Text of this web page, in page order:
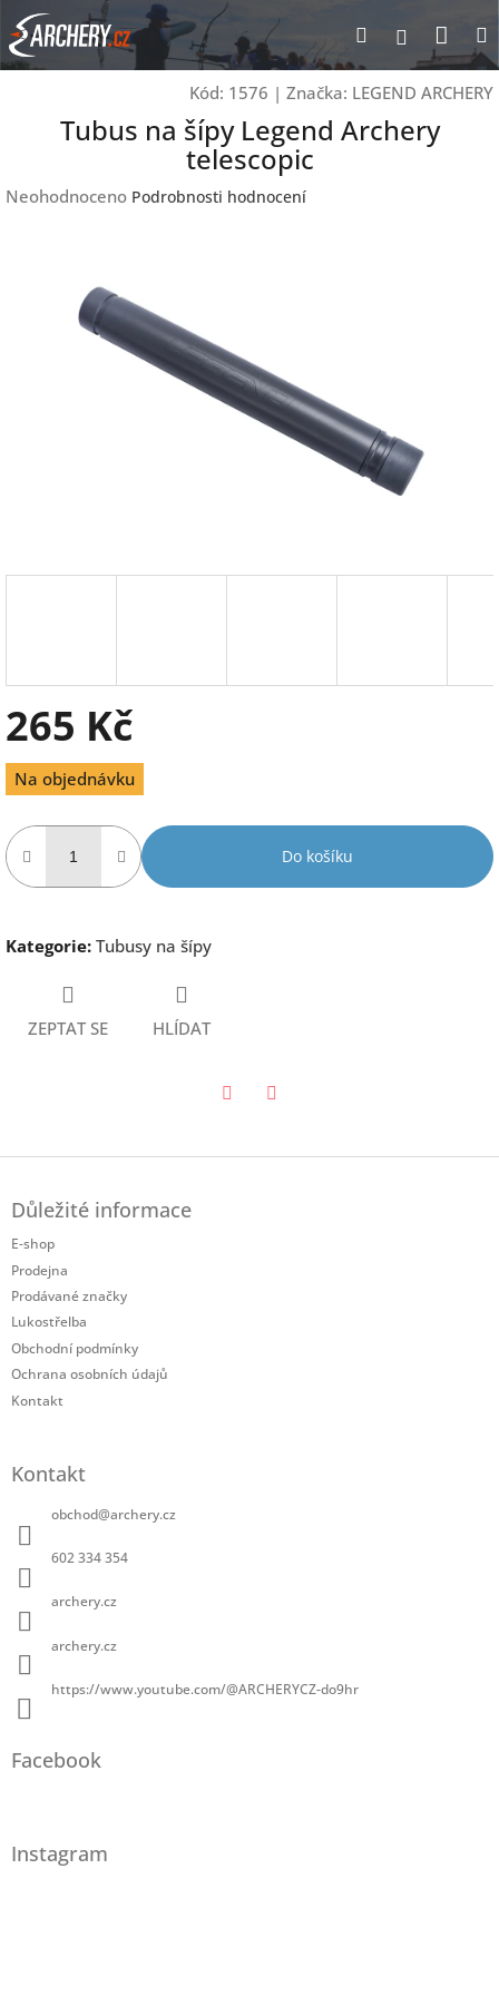
Přejít
na
obsah
Hledat
Kód: 1576 | Značka: LEGEND ARCHERY
Tubus na šípy Legend Archery
telescopic
Průměrné
Neohodnoceno Podrobnosti hodnocení
265 Kč
Měrná
cena:
Na objednávku
Do košíku
Kategorie: Tubusy na šípy
ZEPTAT SE HLÍDAT
Důležité informace
E-shop
Prodejna
Prodávané značky
Lukostřelba
Obchodní podmínky
Ochrana osobních údajů
Kontakt
Kontakt
obchod@archery.cz
602 334 354
archery.cz
archery.cz
https://www.youtube.com/@ARCHERYCZ-do9hr
Facebook
Instagram